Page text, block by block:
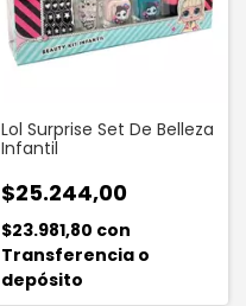
Lol Surprise Set De Belleza
Infantil
$25.244,00
$23.981,80 con
Transferencia o
depósito